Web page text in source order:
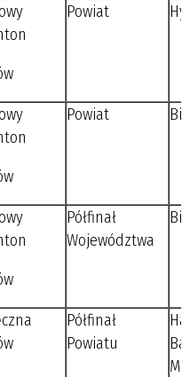
Powiat
Powiat
Półfinał
Województwa
Półfinał
Powiatu